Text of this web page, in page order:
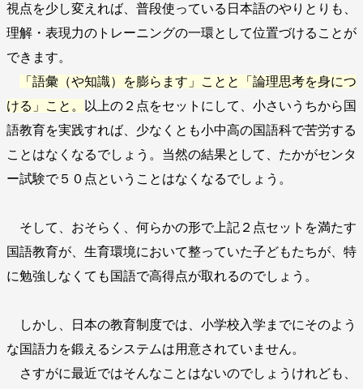
視点を少し変えれば、普段使っている日本語のやりとりも、
理解・表現力のトレーニングの一環として位置づけることが
できます。
「語彙（や知識）を膨らます」ことと「論理思考を身につ
ける」こと。
以上の２点をセットにして、小さいうちから国
語教育を実践すれば、少なくとも小中高の国語科で苦労する
ことはなくなるでしょう。当然の結果として、たかがセンタ
ー試験で５０点ということはなくなるでしょう。
そして、おそらく、何らかの形で上記２点セットを満たす
国語教育が、生育環境において整っていた子どもたちが、特
に勉強しなくても国語で高得点が取れるのでしょう。
しかし、日本の教育制度では、小学校入学までにそのよう
な国語力を鍛えるシステムは用意されていません。
さすがに最近ではそんなことはないのでしょうけれども、